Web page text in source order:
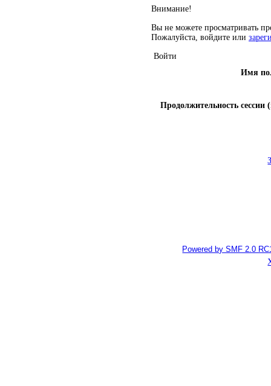
Внимание!
Вы не можете просматривать
Пожалуйста, войдите или
Войти
Имя
Продолжительность сессии
Powered by SMF 2.0